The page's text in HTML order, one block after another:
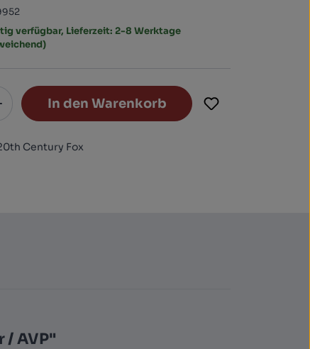
verfügbar, Lieferzeit: 2-8 Werktage
In den Warenkorb
Century Fox
/ AVP"